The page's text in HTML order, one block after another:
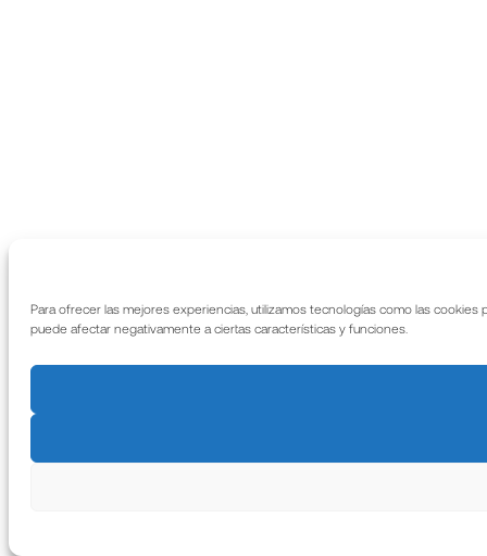
Para ofrecer las mejores experiencias, utilizamos tecnologías como las
puede afectar negativamente a ciertas características y funciones.